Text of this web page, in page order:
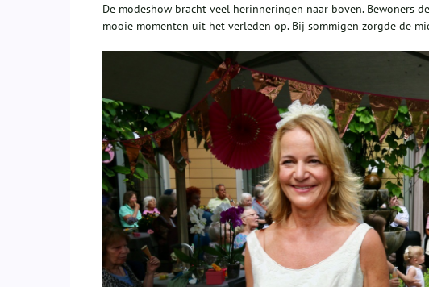
De modeshow bracht veel herinneringen naar boven. Bewoners
mooie momenten uit het verleden op. Bij sommigen zorgde de